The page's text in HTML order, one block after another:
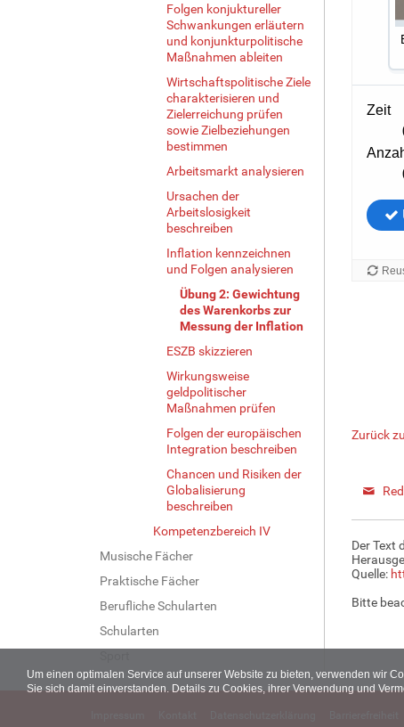
Um einen optimalen Service auf unserer Website zu bieten, verwenden wir
Sie sich damit einverstanden. Details zu Cookies, ihrer Verwendung und
Folgen konjuktureller
Schwankungen erläutern
und konjunkturpolitische
Maßnahmen ableiten
Wirtschaftspolitische Ziele
charakterisieren und
Zielerreichung prüfen
sowie Zielbeziehungen
bestimmen
Arbeitsmarkt analysieren
Ursachen der
Arbeitslosigkeit
beschreiben
Inflation kennzeichnen
und Folgen analysieren
Übung 2: Gewichtung
des Warenkorbs zur
Messung der Inflation
ESZB skizzieren
Wirkungsweise
geldpolitischer
Maßnahmen prüfen
Folgen der europäischen
Integration beschreiben
Chancen und Risiken der
Globalisierung
beschreiben
Kompetenzbereich IV
Musische Fächer
Praktische Fächer
Berufliche Schularten
Schularten
Zurück
Der Text
Quelle:
Bitte